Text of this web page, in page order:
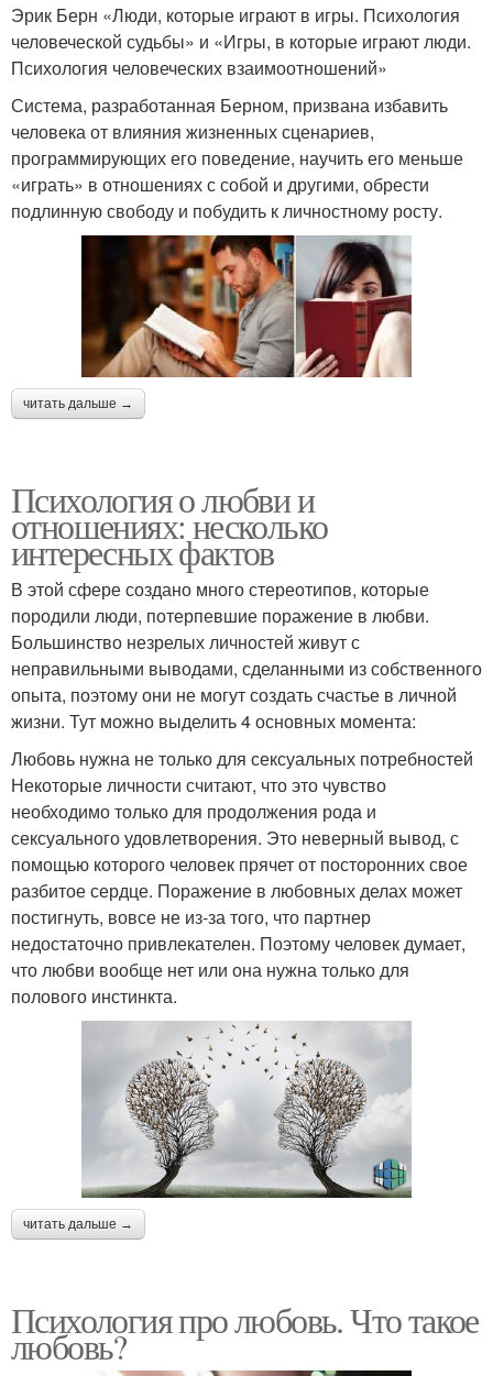
Эрик Берн «Люди, которые играют в игры. Психология
человеческой судьбы» и «Игры, в которые играют люди.
Психология человеческих взаимоотношений»
Система, разработанная Берном, призвана избавить
человека от влияния жизненных сценариев,
программирующих его поведение, научить его меньше
«играть» в отношениях с собой и другими, обрести
подлинную свободу и побудить к личностному росту.
читать дальше →
Психология о любви и
отношениях: несколько
интересных фактов
В этой сфере создано много стереотипов, которые
породили люди, потерпевшие поражение в любви.
Большинство незрелых личностей живут с
неправильными выводами, сделанными из собственного
опыта, поэтому они не могут создать счастье в личной
жизни. Тут можно выделить 4 основных момента:
Любовь нужна не только для сексуальных потребностей
Некоторые личности считают, что это чувство
необходимо только для продолжения рода и
сексуального удовлетворения. Это неверный вывод, с
помощью которого человек прячет от посторонних свое
разбитое сердце. Поражение в любовных делах может
постигнуть, вовсе не из-за того, что партнер
недостаточно привлекателен. Поэтому человек думает,
что любви вообще нет или она нужна только для
полового инстинкта.
читать дальше →
Психология про любовь. Что такое
любовь?